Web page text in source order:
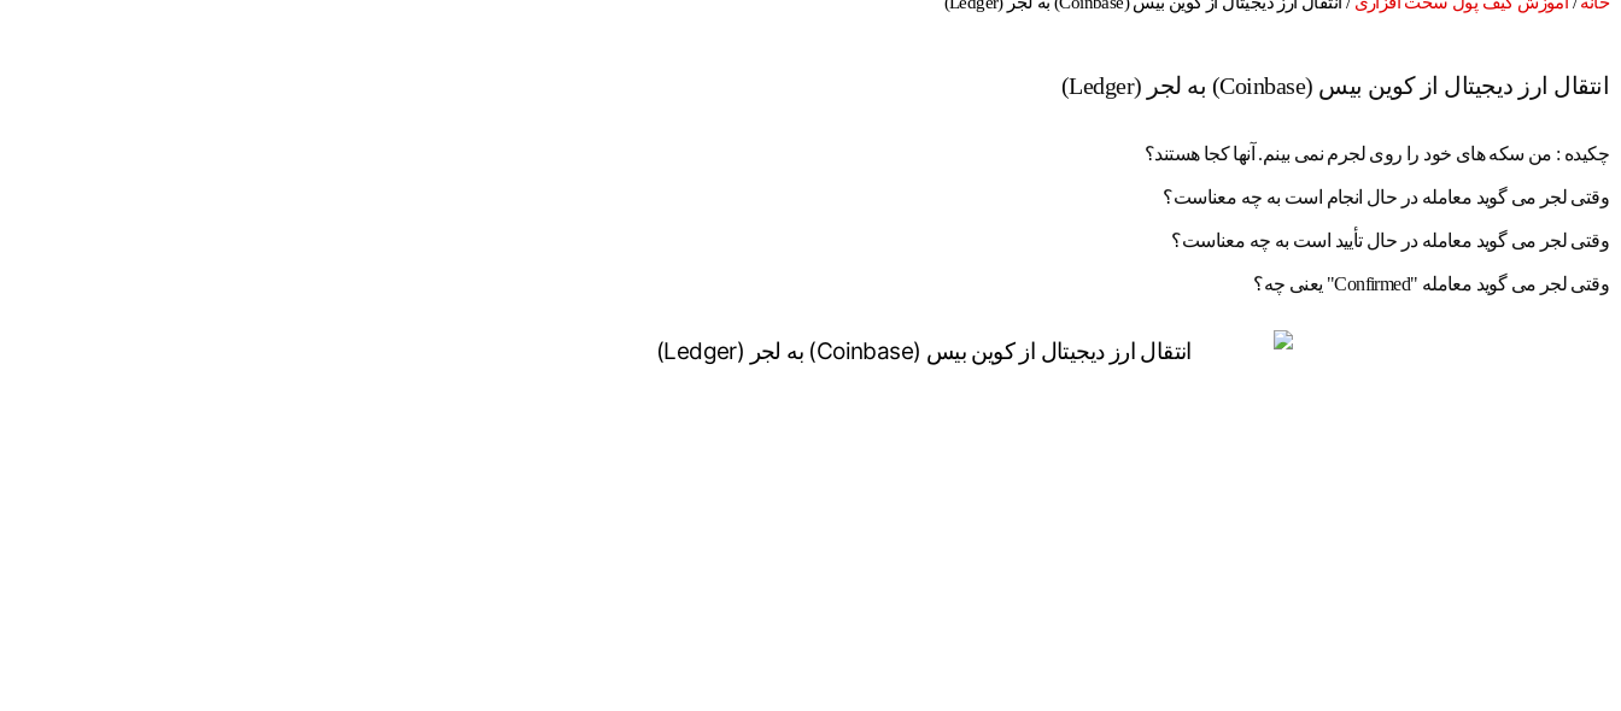
انتقال ارز دیجیتال از کوین بیس (Coinbase) به لجر (Ledger)
چکیده : من سکه های خود را روی لجرم نمی بینم. آنها کجا هستند؟
وقتی لجر می گوید معامله در حال انجام است به چه معناست؟
وقتی لجر می گوید معامله در حال تأیید است به چه معناست؟
وقتی لجر می گوید معامله "Confirmed" یعنی چه؟